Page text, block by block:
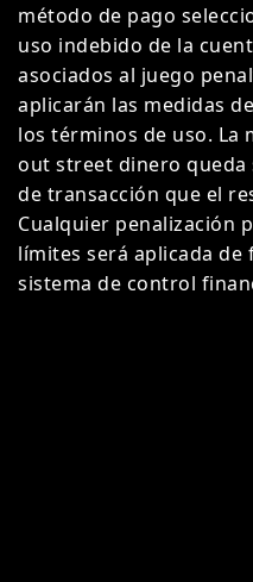
método de pago
uso indebido de la
asociados al juego
aplicarán las medidas
los términos de uso. La
out street dinero queda
de transacción que el
Cualquier penalización
límites será aplicada
sistema de control